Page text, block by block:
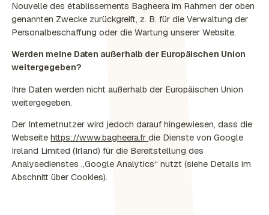
Nouvelle des établissements Bagheera im Rahmen der oben
genannten Zwecke zurückgreift, z. B. für die Verwaltung der
Personalbeschaffung oder die Wartung unserer Website.
Werden meine Daten außerhalb der Europäischen Union
weitergegeben?
Ihre Daten werden nicht außerhalb der Europäischen Union
weitergegeben.
Der Internetnutzer wird jedoch darauf hingewiesen, dass die
Webseitehttps://www.bagheera.frdie Dienste von Google
Ireland Limited (Irland) für die Bereitstellung des
Analysedienstes „Google Analytics“ nutzt (siehe Details im
Abschnitt über Cookies).